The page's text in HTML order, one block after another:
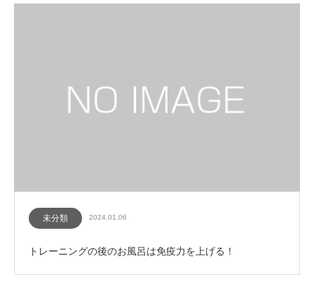
未分類 2024.01.06
トレーニングの後のお風呂は免疫力を上げる！